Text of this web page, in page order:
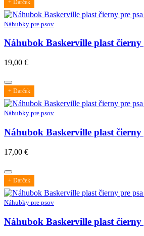
+ Darček
Náhubky pre psov
Náhubok Baskerville plast
19,00 €
+ Darček
Náhubky pre psov
Náhubok Baskerville plast čierny
17,00 €
+ Darček
Náhubky pre psov
Náhubok Baskerville plast čierny